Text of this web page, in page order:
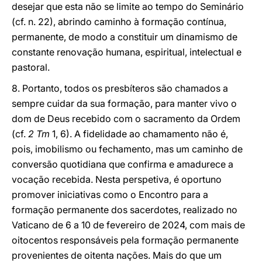
desejar que esta não se limite ao tempo do Seminário
(cf. n. 22), abrindo caminho à formação contínua,
permanente, de modo a constituir um dinamismo de
constante renovação humana, espiritual, intelectual e
pastoral.
8. Portanto, todos os presbíteros são chamados a
sempre cuidar da sua formação, para manter vivo o
dom de Deus recebido com o sacramento da Ordem
(cf. 2 Tm 1, 6). A fidelidade ao chamamento não é,
pois, imobilismo ou fechamento, mas um caminho de
conversão quotidiana que confirma e amadurece a
vocação recebida. Nesta perspetiva, é oportuno
promover iniciativas como o Encontro para a
formação permanente dos sacerdotes, realizado no
Vaticano de 6 a 10 de fevereiro de 2024, com mais de
oitocentos responsáveis pela formação permanente
provenientes de oitenta nações. Mais do que um